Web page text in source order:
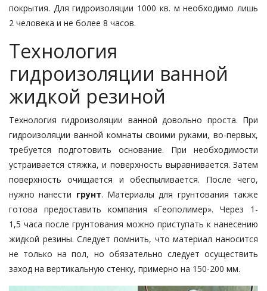
покрытия. Для гидроизоляции 1000 кв. м необходимо лишь
2 человека и не более 8 часов.
Технология
гидроизоляции ванной
жидкой резиной
Технология гидроизоляции ванной довольно проста. При
гидроизоляции ванной комнаты своими руками, во-первых,
требуется подготовить основание. При необходимости
устраивается стяжка, и поверхность выравнивается. Затем
поверхность очищается и обеспыливается. После чего,
нужно нанести грунт. Материалы для грунтования также
готова предоставить компания «Геополимер». Через 1-
1,5 часа после грунтования можно приступать к нанесению
жидкой резины. Следует помнить, что материал наносится
не только на пол, но обязательно следует осуществить
заход на вертикальную стенку, примерно на 150-200 мм.